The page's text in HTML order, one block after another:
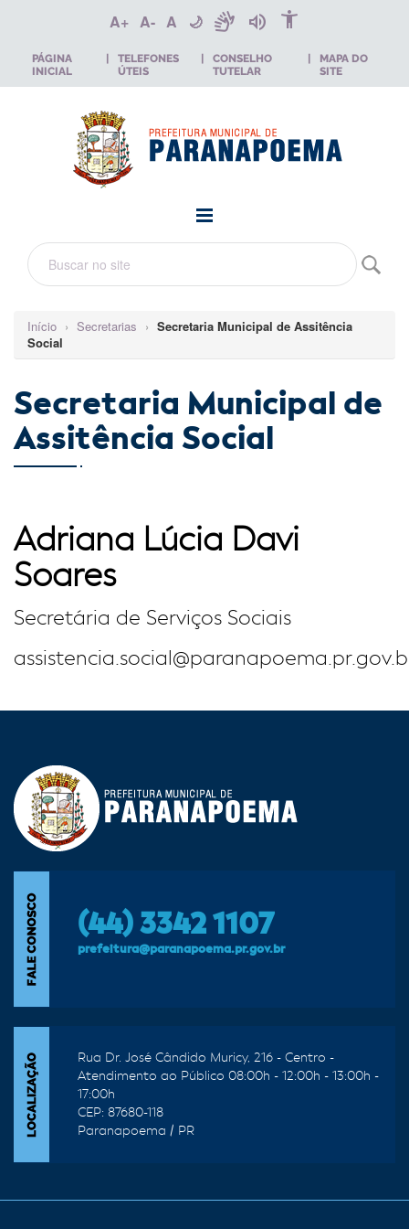
A+ A- A 🌙 sign_language volume_up accessibility_new
PÁGINA
INICIAL
TELEFONES
ÚTEIS
CONSELHO
TUTELAR
MAPA DO
SITE
Início › Secretarias › Secretaria Municipal de Assitência
Social
Secretaria Municipal de
Assitência Social
Adriana Lúcia Davi
Soares
Secretária de Serviços Sociais
(44) 3342 1107
prefeitura@paranapoema.pr.gov.br
Rua Dr. José Cândido Muricy, 216 - Centro -
Atendimento ao Público 08:00h - 12:00h - 13:00h -
17:00h
CEP: 87680-118
Paranapoema / PR